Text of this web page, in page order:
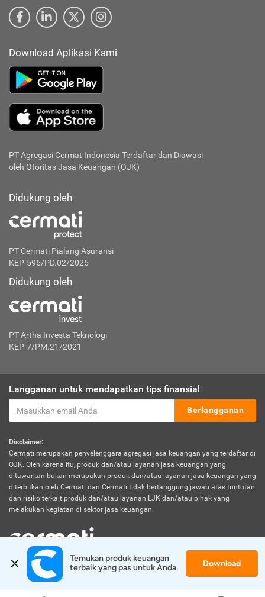
Download Aplikasi Kami
PT Agregasi Cermat Indonesia Terdaftar dan Diawasi
oleh Otoritas Jasa Keuangan (OJK)
Didukung oleh
PT Cermati Pialang Asuransi
KEP-596/PD.02/2025
Didukung oleh
PT Artha Investa Teknologi
KEP-7/PM.21/2021
Langganan untuk mendapatkan tips finansial
Berlangganan
Disclaimer:
Cermati merupakan penyelenggara agregasi jasa keuangan yang terdaftar di
OJK. Oleh karena itu, produk dan/atau layanan jasa keuangan yang
ditawarkan bukan merupakan produk dan/atau layanan jasa keuangan yang
diterbitkan oleh Cermati dan Cermati tidak bertanggung jawab atas tuntutan
dan risiko terkait produk dan/atau layanan LJK dan/atau pihak yang
melakukan kegiatan di sektor jasa keuangan.
© 2026 Cermati. All Rights Reserved.
Temukan produk keuangan
terbaik yang pas untuk Anda.
Download